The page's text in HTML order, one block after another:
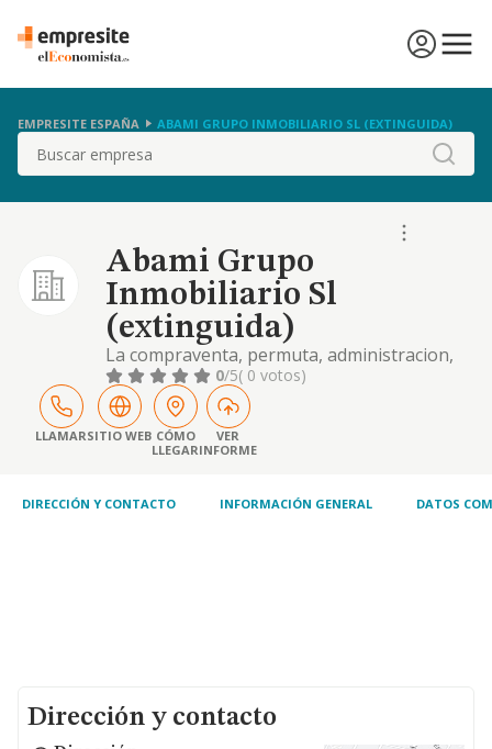
EMPRESITE ESPAÑA ABAMI GRUPO INMOBILIARIO SL (EXTINGUIDA)
Buscar
Abami Grupo
Inmobiliario Sl
(extinguida)
La compraventa, permuta, administracion,
gestion y explotacion, bien directamente o
en arrendamiento, de todo tipo de bienes
inmuebles sean rusticos o urbanos, y
patrimonios
0/5( 0 votos)
LLAMARSITIO WEB CÓMO
LLEGAR
VER
INFORME
DIRECCIÓN Y CONTACTO INFORMACIÓN GENERAL DATOS
Dirección y contacto